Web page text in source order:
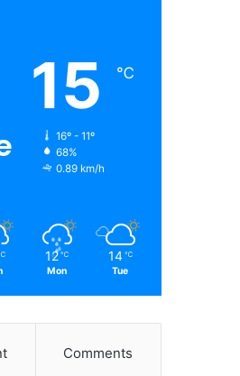
15 ℃
16º - 11º
68%
0.89 km/h
12 ℃
Mon
14 ℃
Tue
Comments